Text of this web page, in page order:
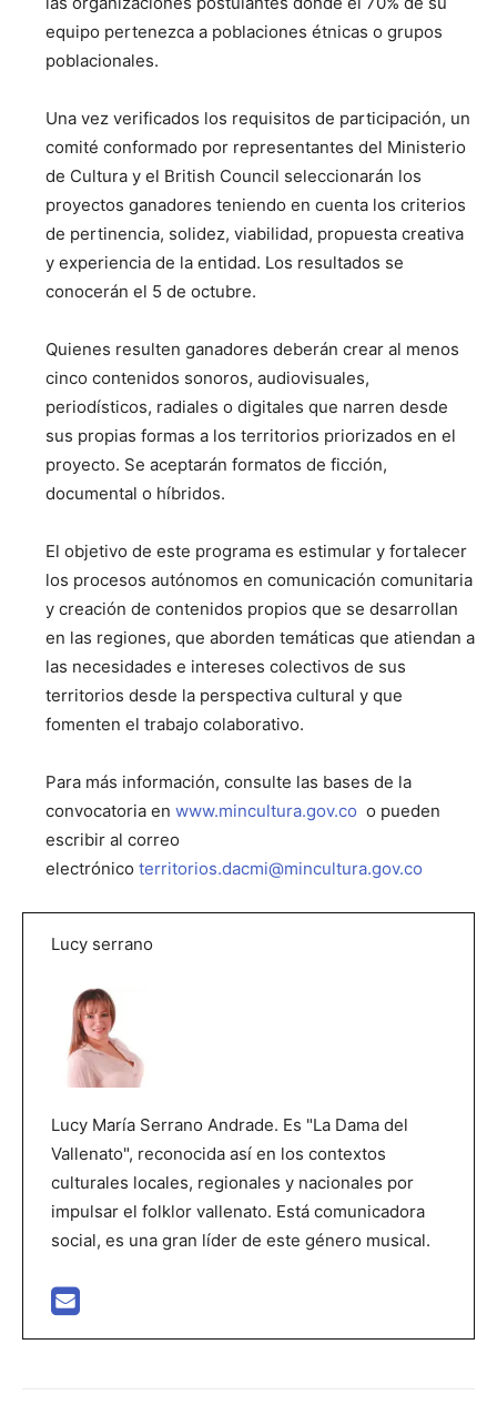
equipo pertenezca a poblaciones étnicas o grupos
poblacionales.
Una vez verificados los requisitos de participación, un
comité conformado por representantes del Ministerio
de Cultura y el British Council seleccionarán los
proyectos ganadores teniendo en cuenta los criterios
de pertinencia, solidez, viabilidad, propuesta creativa
y experiencia de la entidad. Los resultados se
conocerán el 5 de octubre.
Quienes resulten ganadores deberán crear al menos
cinco contenidos sonoros, audiovisuales,
periodísticos, radiales o digitales que narren desde
sus propias formas a los territorios priorizados en el
proyecto. Se aceptarán formatos de ficción,
documental o híbridos.
El objetivo de este programa es estimular y fortalecer
los procesos autónomos en comunicación comunitaria
y creación de contenidos propios que se desarrollan
en las regiones, que aborden temáticas que atiendan a
las necesidades e intereses colectivos de sus
territorios desde la perspectiva cultural y que
fomenten el trabajo colaborativo.
Para más información, consulte las bases de la
convocatoria en www.mincultura.gov.co o pueden
escribir al correo
electrónico territorios.dacmi@mincultura.gov.co
Lucy serrano
Lucy María Serrano Andrade. Es "La Dama del
Vallenato", reconocida así en los contextos
culturales locales, regionales y nacionales por
impulsar el folklor vallenato. Está comunicadora
social, es una gran líder de este género musical.